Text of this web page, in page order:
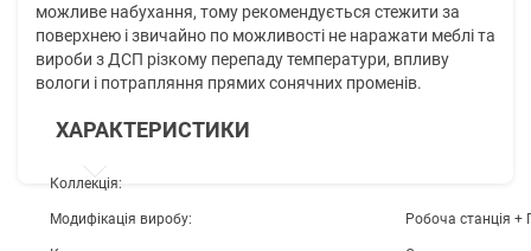
можливе набухання, тому рекомендується стежити за
поверхнею і звичайно по можливості не наражати меблі та
вироби з ДСП різкому перепаду температури, впливу
вологи і потрапляння прямих сонячних променів.
ХАРАКТЕРИСТИКИ
Коллекція:
Модифікація виробу: Робоча станція +